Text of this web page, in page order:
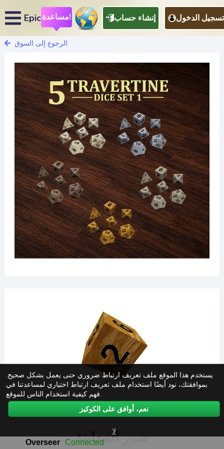
Epic مساعدة! إنشاء حساب تسجيل الدخول
الرجوع إلى السوق
صور المعاينة
يستخدم هذا الموقع ملف تعريف ارتباط ضروري حتى يعمل بشكل صحيح.
بموافقتك، نود أيضًا استخدام ملف تعريف ارتباط اختياري لمساعدتنا في
فهم كيفية استخدام الناس للموقع.
نعم، أوافق على الكوكيز
لا